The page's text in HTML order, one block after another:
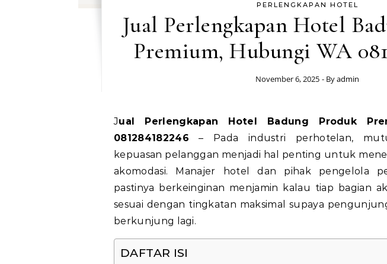
PERLENGKAPAN HOTEL
Jual Perlengkapan Hotel
Premium, Hubungi WA
November 6, 2025 - Byadmin
Jual Perlengkapan Hotel Badung Produk Premium, Hubungi WA
081284182246 – Pada industri perhotelan,
kepuasan pelanggan menjadi hal penting untuk
akomodasi. Manajer hotel dan pihak pengelola
pastinya berkeinginan menjamin kalau tiap bagian
sesuai dengan tingkatan maksimal supaya
berkunjung lagi.
DAFTAR ISI